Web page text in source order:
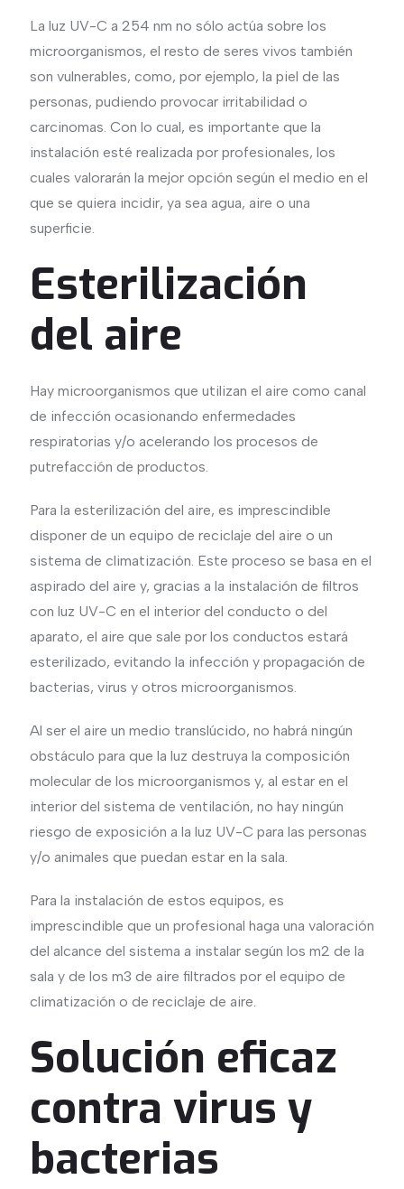
La luz UV-C a 254 nm no sólo actúa sobre los
microorganismos, el resto de seres vivos también
son vulnerables, como, por ejemplo, la piel de las
personas, pudiendo provocar irritabilidad o
carcinomas. Con lo cual, es importante que la
instalación esté realizada por profesionales, los
cuales valorarán la mejor opción según el medio en el
que se quiera incidir, ya sea agua, aire o una
superficie.
Esterilización
del aire
Hay microorganismos que utilizan el aire como canal
de infección ocasionando enfermedades
respiratorias y/o acelerando los procesos de
putrefacción de productos.
Para la esterilización del aire, es imprescindible
disponer de un equipo de reciclaje del aire o un
sistema de climatización. Este proceso se basa en el
aspirado del aire y, gracias a la instalación de filtros
con luz UV-C en el interior del conducto o del
aparato, el aire que sale por los conductos estará
esterilizado, evitando la infección y propagación de
bacterias, virus y otros microorganismos.
Al ser el aire un medio translúcido, no habrá ningún
obstáculo para que la luz destruya la composición
molecular de los microorganismos y, al estar en el
interior del sistema de ventilación, no hay ningún
riesgo de exposición a la luz UV-C para las personas
y/o animales que puedan estar en la sala.
Para la instalación de estos equipos, es
imprescindible que un profesional haga una valoración
del alcance del sistema a instalar según los m2 de la
sala y de los m3 de aire filtrados por el equipo de
climatización o de reciclaje de aire.
Solución eficaz
contra virus y
bacterias